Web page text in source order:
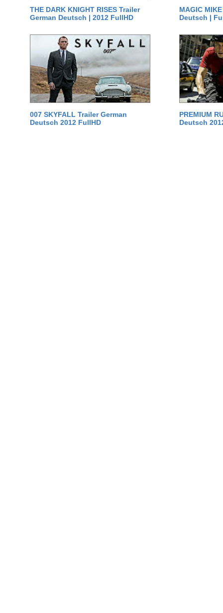
THE DARK KNIGHT RISES Trailer
German Deutsch | 2012 FullHD
MAGIC
Deutsch |
007 SKYFALL Trailer German
Deutsch 2012 FullHD
PREMIUM
Deutsch